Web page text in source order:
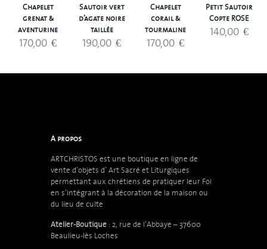
Chapelet
grenat &
aventurine
170,00 €
Sautoir vert
d’agate noire
taillée
190,00 €
Chapelet
corail &
tourmaline
170,00 €
Petit Sautoir
Copte ROSE
140,00 €
A propos
ARTCHRISTOS est une boutique en ligne de
vente d’objets d’Art Sacré et Liturgiques
permettant aux chrétiens de pratiquer leur Foi
en s’intégrant à la décoration de la maison ou
du lieu de culte
Atelier-Boutique: 2, rue de l’Abbaye – 37600
Beaulieu-lès Loches